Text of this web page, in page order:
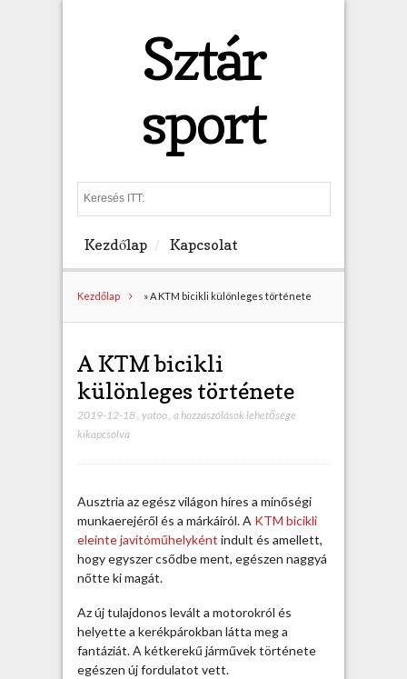
Sztár
sport
e
h
Kezdőlap Kapcsolat
Kezdőlap »A KTM bicikli különleges története
A KTM bicikli
különleges története
2019-12-18, yatoo, A
i
c
i
k
l
a hozzászólások lehetősége
kikapcsolva
Ausztria az egész világon híres a minőségi
munkaerejéről és a márkáiról. A KTM bicikli
eleinte javítóműhelyként indult és amellett,
hogy egyszer csődbe ment, egészen naggyá
nőtte ki magát.
Az új tulajdonos levált a motorokról és
helyette a kerékpárokban látta meg a
fantáziát. A kétkerekű járművek története
egészen új fordulatot vett.